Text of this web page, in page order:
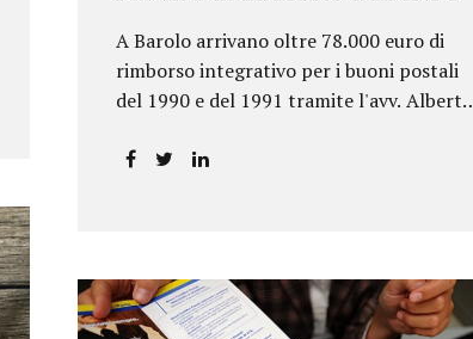
A Barolo arrivano oltre 78.000 euro di
rimborso integrativo per i buoni postali
del 1990 e del 1991 tramite l'avv. Alberto